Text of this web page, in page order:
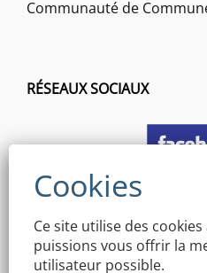
Communauté de
RÉSEAUX SOCIAUX
Ce site utilise des
puissions vous offrir la
utilisateur possible.